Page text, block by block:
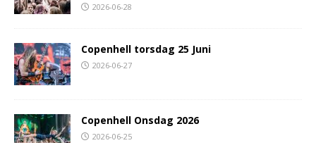
2026-06-28
Copenhell torsdag 25 Juni
2026-06-27
Copenhell Onsdag 2026
2026-06-25